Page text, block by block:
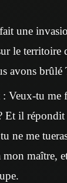
une
le territoire
avons brûlé
Veux-tu me
Et il
ne me
mon maître,